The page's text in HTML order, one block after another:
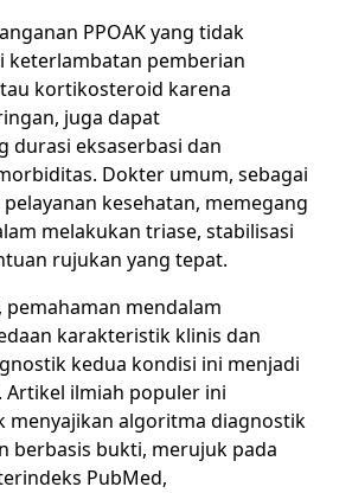
PPOAK yang tidak
keterlambatan pemberian
kortikosteroid karena
juga dapat
durasi eksaserbasi dan
Dokter umum, sebagai
kesehatan, memegang
melakukan triase, stabilisasi
rujukan yang tepat.
pemahaman mendalam
karakteristik klinis dan
kedua kondisi ini menjadi
Artikel ilmiah populer ini
menyajikan algoritma diagnostik
berbasis bukti, merujuk pada
PubMed,